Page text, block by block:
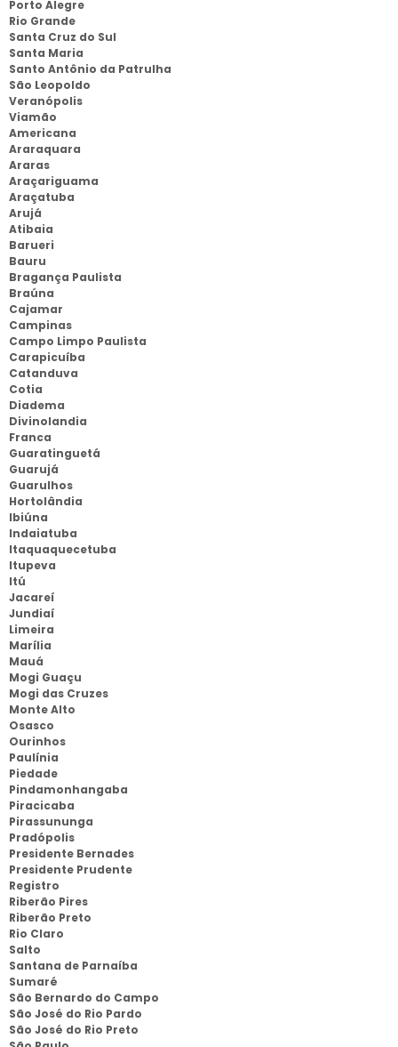
Porto Alegre
Rio Grande
Santa Cruz do Sul
Santa Maria
Santo Antônio da Patrulha
São Leopoldo
Veranópolis
Viamão
Americana
Araraquara
Araras
Araçariguama
Araçatuba
Arujá
Atibaia
Barueri
Bauru
Bragança Paulista
Braúna
Cajamar
Campinas
Campo Limpo Paulista
Carapicuíba
Catanduva
Cotia
Diadema
Divinolandia
Franca
Guaratinguetá
Guarujá
Guarulhos
Hortolândia
Ibiúna
Indaiatuba
Itaquaquecetuba
Itupeva
Itú
Jacareí
Jundiaí
Limeira
Marília
Mauá
Mogi Guaçu
Mogi das Cruzes
Monte Alto
Osasco
Ourinhos
Paulínia
Piedade
Pindamonhangaba
Piracicaba
Pirassununga
Pradópolis
Presidente Bernades
Presidente Prudente
Registro
Riberão Pires
Riberão Preto
Rio Claro
Salto
Santana de Parnaíba
Sumaré
São Bernardo do Campo
São José do Rio Pardo
São José do Rio Preto